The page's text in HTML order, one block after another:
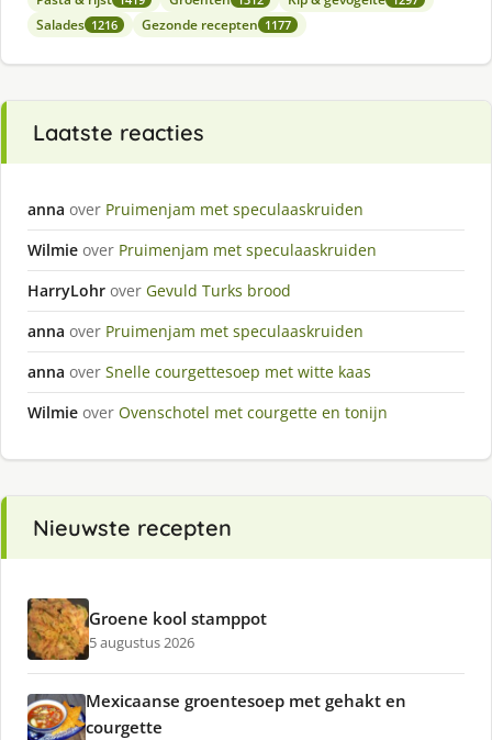
Salades 1216 Gezonde recepten 1177
Laatste reacties
anna over Pruimenjam met speculaaskruiden
Wilmie over Pruimenjam met speculaaskruiden
HarryLohr over Gevuld Turks brood
anna over Pruimenjam met speculaaskruiden
anna over Snelle courgettesoep met witte kaas
Wilmie over Ovenschotel met courgette en tonijn
Nieuwste recepten
Groene kool stamppot
5 augustus 2026
Mexicaanse groentesoep met gehakt en
courgette